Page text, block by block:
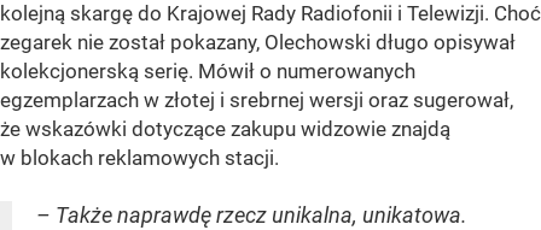
kolejną skargę do Krajowej Rady Radiofonii i Telewizji. Choć
zegarek nie został pokazany, Olechowski długo opisywał
kolekcjonerską serię. Mówił o numerowanych
egzemplarzach w złotej i srebrnej wersji oraz sugerował,
że wskazówki dotyczące zakupu widzowie znajdą
w blokach reklamowych stacji.
– Także naprawdę rzecz unikalna, unikatowa.